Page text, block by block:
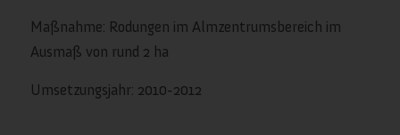
Maßnahme: Rodungen im Almzentrumsbereich im
Ausmaß von rund 2 ha
Umsetzungsjahr: 2010-2012